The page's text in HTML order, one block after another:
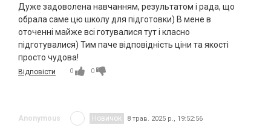
Дуже задоволена навчанням, результатом і рада, що
обрала саме цю школу для підготовки) В мене в
оточенні майже всі готувалися тут і класно
підготувалися) Тим паче відповідність ціни та якості
просто чудова!
Відповісти 0 0
Anonymous Новичок 8 трав. 2025 р., 19:52:56